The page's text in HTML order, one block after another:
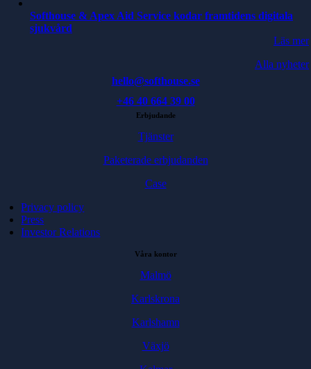
Softhouse & Apex Aid Service kodar framtidens digitala
sjukvård
Läs mer
Alla nyheter
hello@softhouse.se
+46 40 664 39 00
Erbjudande
Tjänster
Paketerade erbjudanden
Case
Privacy policy
Press
Investor Relations
Våra kontor
Malmö
Karlskrona
Karlshamn
Växjö